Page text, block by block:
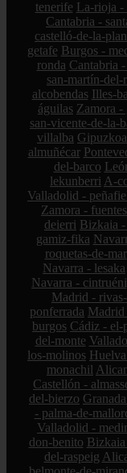
tenerife La-rioja -
Cantabria -
castelló-de-la-
getafe Burgos -
ronda Cantabria
san-martín-del-
alcobendas Illes-
águilas Zamora -
san-vicente-de-la-
villalba
almuñécar
del-barco
lekunberri A-
Valladolid -
Zamora -
deierri Bizkaia -
gamiz-fika
roquetas-de-mar
Navarra - lesaka
Navarra -
Madrid -
ponferrada Madrid
burgos Cádiz - el-
del-monte
los-molinos
monachil
Castellón -
del-bierzo
- palma-de-
Valladolid -
don-benito
del-raspeig